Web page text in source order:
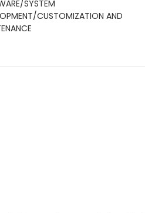
SYSTEM
CUSTOMIZATION AND